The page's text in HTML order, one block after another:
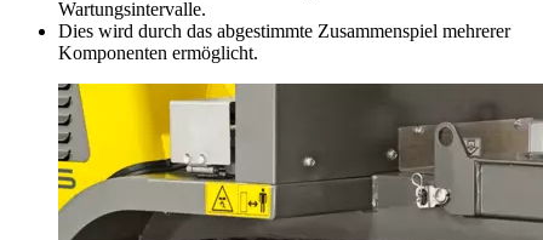
Wartungsintervalle.
Dies wird durch das abgestimmte Zusammenspiel mehrerer
Komponenten ermöglicht.